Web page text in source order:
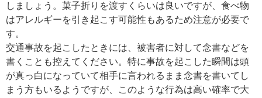
しましょう。菓子折りを渡すくらいは良いですが、食べ物
はアレルギーを引き起こす可能性もあるため注意が必要で
す。
交通事故を起こしたときには、被害者に対して念書などを
書くことも控えてください。特に事故を起こした瞬間は頭
が真っ白になっていて相手に言われるまま念書を書いてし
まう方もいるようですが、このような行為は高い確率で大